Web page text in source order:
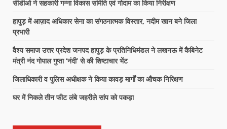
सीडीओ ने सहकारी गन्ना विकास समिति एवं गोदाम का किया निरीक्षण
हापुड़ में आज़ाद अधिकार सेना का संगठनात्मक विस्तार, नदीम खान बने जिला
प्रभारी
वैश्य समाज उत्तर प्रदेश जनपद हापुड़ के प्रतिनिधिमंडल ने लखनऊ में कैबिनेट
मंत्री नंद गोपाल गुप्ता ‘नंदी’ से की शिष्टाचार भेंट
जिलाधिकारी व पुलिस अधीक्षक ने किया कावड़ मार्गों का औचक निरिक्षण
घर में निकले तीन फीट लंबे जहरीले सांप को पकड़ा